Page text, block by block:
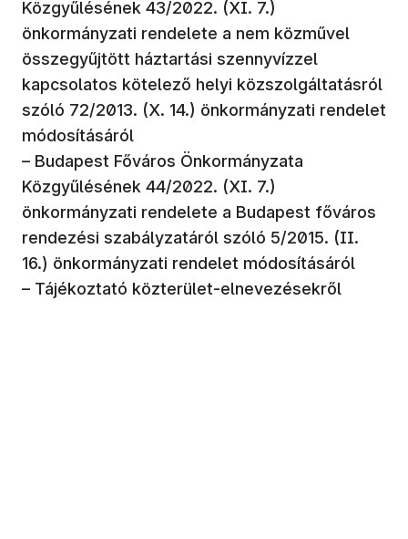
Közgyűlésének 43/2022. (XI. 7.)
önkormányzati rendelete a nem közművel
összegyűjtött háztartási szennyvízzel
kapcsolatos kötelező helyi közszolgáltatásról
szóló 72/2013. (X. 14.) önkormányzati rendelet
módosításáról
– Budapest Főváros Önkormányzata
Közgyűlésének 44/2022. (XI. 7.)
önkormányzati rendelete a Budapest főváros
rendezési szabályzatáról szóló 5/2015. (II.
16.) önkormányzati rendelet módosításáról
– Tájékoztató közterület-elnevezésekről